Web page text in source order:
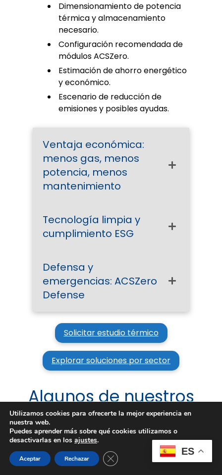
Dimensionamiento de potencia
térmica y almacenamiento
necesario.
Configuración recomendada de
módulos ACSZero.
Estimación de ahorro energético
y económico.
Escenario de reducción de
emisiones y posibles ayudas.
Ventaja económica:
menos gas, menos
potencia, menos
mantenimiento
Tecnología limpia y
cumplimiento ESG
Defensa y
emergencias: ACSZero
Defense
Solicitar estudio térmico
Explorar soluciones por sector
Algunos de nuestros
clientes
ES
Utilizamos cookies para ofrecerte la mejor experiencia en
nuestra web.
Puedes aprender más sobre qué cookies utilizamos o
desactivarlas en los ajustes.
Aceptar Rechazar Cerrar el banner de cookies RGPD